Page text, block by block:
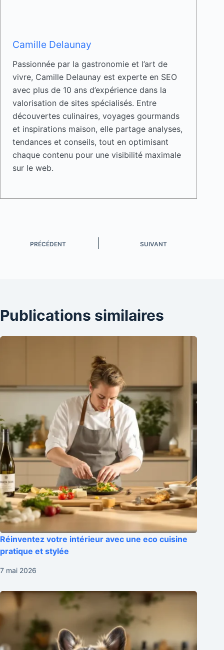
Camille Delaunay
Passionnée par la gastronomie et l’art de
vivre, Camille Delaunay est experte en SEO
avec plus de 10 ans d’expérience dans la
valorisation de sites spécialisés. Entre
découvertes culinaires, voyages gourmands
et inspirations maison, elle partage analyses,
tendances et conseils, tout en optimisant
chaque contenu pour une visibilité maximale
sur le web.
PRÉCÉDENT SUIVANT
Publications similaires
Réinventez votre intérieur avec une eco cuisine
pratique et stylée
7 mai 2026